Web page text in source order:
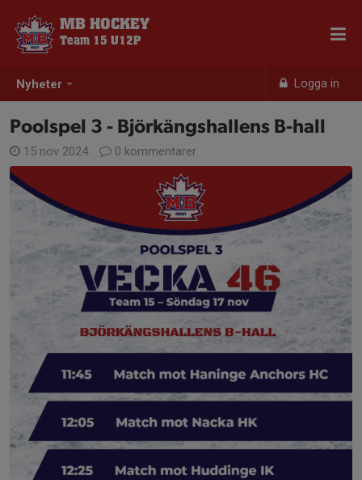
Nyheter Logga in
MB HOCKEY
Team 15 U12P
Poolspel 3 - Björkängshallens B-hall
15 nov 2024 0 kommentarer